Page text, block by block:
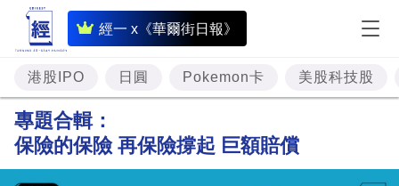
經一 x《華爾街日報》
即
時
財
經
專
港股IPO 日圓 Pokemon卡 美股科技股
專題合輯：
保險的保險 再保險撐起 巨額賠償